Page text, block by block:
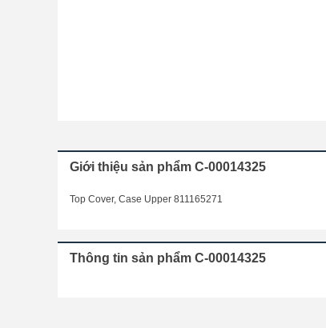
Giới thiệu sản phẩm C-00014325
Top Cover, Case Upper 811165271
Thông tin sản phẩm C-00014325